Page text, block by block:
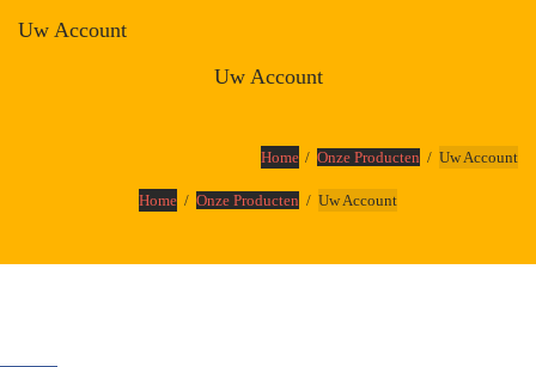
Uw Account
Uw Account
Home Onze Producten Uw Account
Home Onze Producten Uw Account